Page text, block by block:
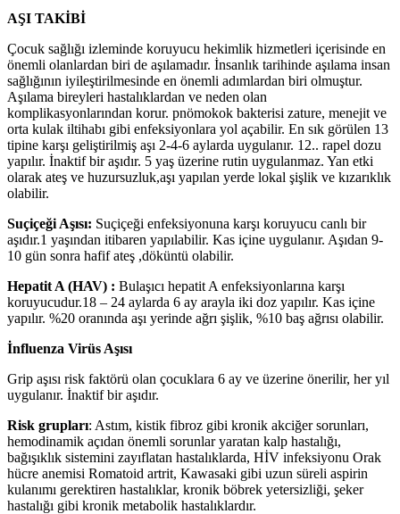
AŞI TAKİBİ
Çocuk sağlığı izleminde koruyucu hekimlik hizmetleri içerisinde en
önemli olanlardan biri de aşılamadır. İnsanlık tarihinde aşılama insan
sağlığının iyileştirilmesinde en önemli adımlardan biri olmuştur.
Aşılama bireyleri hastalıklardan ve neden olan
komplikasyonlarından korur. pnömokok bakterisi zature, menejit ve
orta kulak iltihabı gibi enfeksiyonlara yol açabilir. En sık görülen 13
tipine karşı geliştirilmiş aşı 2-4-6 aylarda uygulanır. 12.. rapel dozu
yapılır. İnaktif bir aşıdır. 5 yaş üzerine rutin uygulanmaz. Yan etki
olarak ateş ve huzursuzluk,aşı yapılan yerde lokal şişlik ve kızarıklık
olabilir.
Suçiçeği Aşısı: Suçiçeği enfeksiyonuna karşı koruyucu canlı bir
aşıdır.1 yaşından itibaren yapılabilir. Kas içine uygulanır. Aşıdan 9-
10 gün sonra hafif ateş ,döküntü olabilir.
Hepatit A (HAV) : Bulaşıcı hepatit A enfeksiyonlarına karşı
koruyucudur.18 – 24 aylarda 6 ay arayla iki doz yapılır. Kas içine
yapılır. %20 oranında aşı yerinde ağrı şişlik, %10 baş ağrısı olabilir.
İnfluenza Virüs Aşısı
Grip aşısı risk faktörü olan çocuklara 6 ay ve üzerine önerilir, her yıl
uygulanır. İnaktif bir aşıdır.
Risk grupları: Astım, kistik fibroz gibi kronik akciğer sorunları,
hemodinamik açıdan önemli sorunlar yaratan kalp hastalığı,
bağışıklık sistemini zayıflatan hastalıklarda, HİV infeksiyonu Orak
hücre anemisi Romatoid artrit, Kawasaki gibi uzun süreli aspirin
kulanımı gerektiren hastalıklar, kronik böbrek yetersizliği, şeker
hastalığı gibi kronik metabolik hastalıklardır.